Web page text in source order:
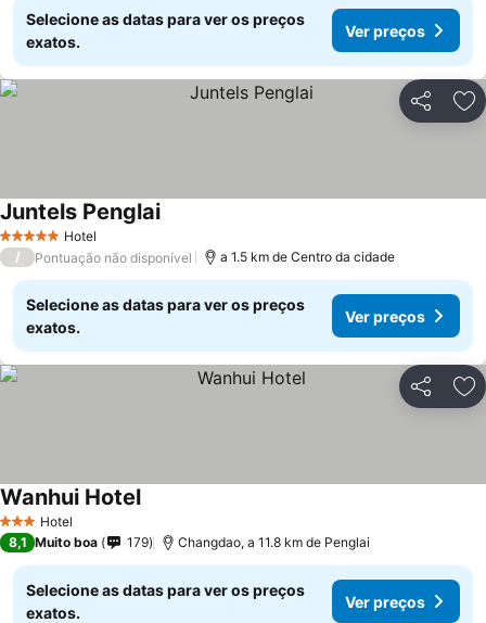
Selecione as datas para ver os preços
exatos.
Ver preços
Partilhar
5 Estrelas Hotel
Juntels Penglai
/ Pontuação não disponível a 1.5 km de Centro da cidade
Selecione as datas para ver os preços
exatos.
Ver preços
Partilhar
3 EstrelasHotel
Wanhui Hotel
8,1 Muito boa 179 Changdao, a 11.8 km de Penglai
Selecione as datas para ver os preços
exatos.
Ver preços